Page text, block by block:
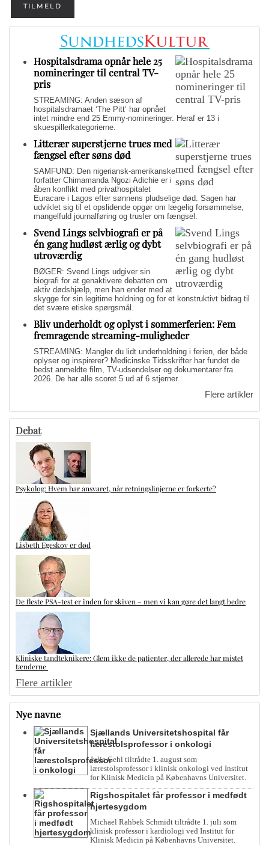
TILMELD
Hospitalsdrama opnår hele 25
nomineringer til central TV-
pris
STREAMING: Anden sæson af
hospitalsdramaet ‘The Pitt’ har opnået
intet mindre end 25 Emmy-nomineringer. Heraf er 13 i
skuespillerkategorierne.
Litterær superstjerne trues med
fængsel efter søns død
SAMFUND: Den nigeriansk-amerikanske
forfatter Chimamanda Ngozi Adichie er i
åben konflikt med privathospitalet
Euracare i Lagos efter sønnens pludselige død. Sagen har
udviklet sig til et opslidende opgør om lægelig forsømmelse,
mangelfuld journalføring og trusler om fængsel.
Svend Lings selvbiografi er på
én gang hudløst ærlig og dybt
utroværdig
BØGER: Svend Lings udgiver sin
biografi for at genaktivere debatten om
aktiv dødshjælp, men han ender med at
skygge for sin legitime holdning og for et konstruktivt bidrag til
det svære etiske spørgsmål.
Bliv underholdt og oplyst i sommerferien: Fem
fremragende streaming-muligheder
STREAMING: Mangler du lidt underholdning i ferien, der både
oplyser og inspirerer? Medicinske Tidsskrifter har fundet de
bedst anmeldte film, TV-udsendelser og dokumentarer fra
2026. De har alle scoret 5 ud af 6 stjerner.
Flere artikler
Debat
Psykolog: Hvem har ansvaret, når retningslinjerne er forkerte?
Lisbeth Egeskov er død
De fleste PSA-test er inden for skiven – men vi kan gøre det langt bedre
Kliniske tandteknikere: Glem ikke de patienter, der allerede har mistet
tænderne
Flere artikler
Nye navne
Sjællands Universitetshospital får
lærestolsprofessor i onkologi
Julie Gehl tiltrådte 1. august som
lærestolsprofessor i klinisk onkologi ved Institut
for Klinisk Medicin på Københavns Universitet.
Rigshospitalet får professor i medfødt
hjertesygdom
Michael Rahbek Schmidt tiltrådte 1. juli som
klinisk professor i kardiologi ved Institut for
Klinisk Medicin på Københavns Universitet.